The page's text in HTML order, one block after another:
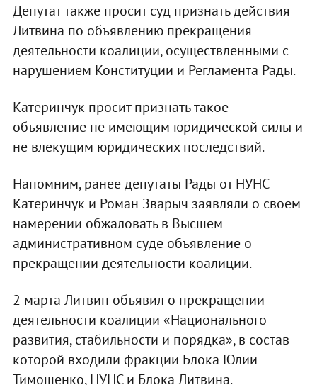
Депутат также просит суд признать действия
Литвина по объявлению прекращения
деятельности коалиции, осуществленными с
нарушением Конституции и Регламента Рады.
Катеринчук просит признать такое
объявление не имеющим юридической силы и
не влекущим юридических последствий.
Напомним, ранее депутаты Рады от НУНС
Катеринчук и Роман Зварыч заявляли о своем
намерении обжаловать в Высшем
административном суде объявление о
прекращении деятельности коалиции.
2 марта Литвин объявил о прекращении
деятельности коалиции «Национального
развития, стабильности и порядка», в состав
которой входили фракции Блока Юлии
Тимошенко, НУНС и Блока Литвина.